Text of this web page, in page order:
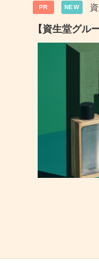
PR NEW
【資生堂グル